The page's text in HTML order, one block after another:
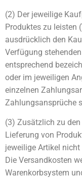
(2) Der jeweilige
Produktes zu leisten
ausdrücklich den
Verfügung
entsprechend
oder im jeweiligen
einzelnen
Zahlungsansprüche
(3) Zusätzlich zu
Lieferung von
jeweilige Artikel
Die Versandkosten
Warenkorbsystem